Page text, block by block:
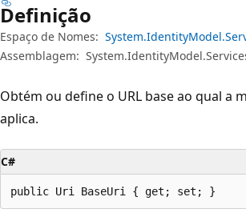
Definição
Espaço de Nomes:
Assemblagem:
Obtém ou define o URL base ao qual a
aplica.
C#
public Uri BaseUri { get; set; }